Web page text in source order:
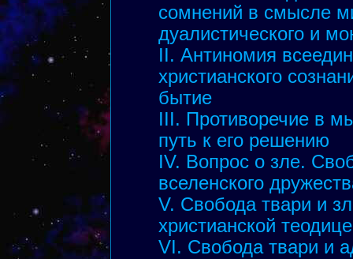
сомнений в смысле
дуалистического и
II. Антиномия
христианского
бытие
III. Противоречие в
путь к его решению
IV. Вопрос о зле.
вселенского
V. Свобода твари и
христианской
VI. Свобода твари и